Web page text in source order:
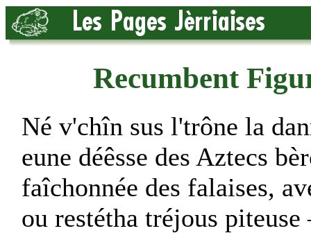
Recumbent
Né v'chîn sus l'trône la
eune déêsse des Aztecs
faîchonnée des falaises,
ou restétha tréjous